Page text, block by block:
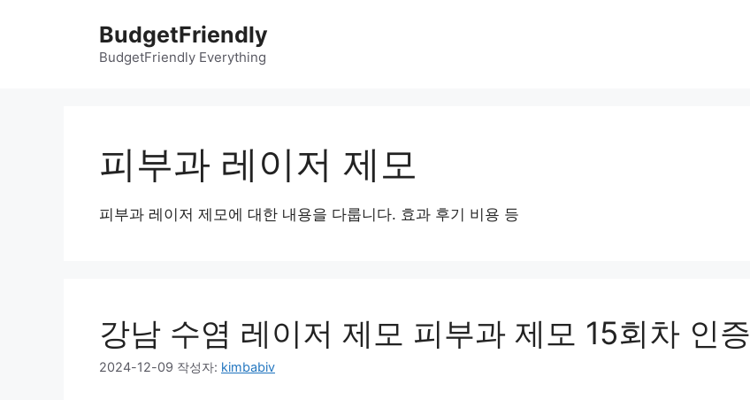
BudgetFriendly
BudgetFriendly Everything
피부과 레이저 제모
피부과 레이저 제모에 대한 내용을 다룹니다. 효과 후기 비용 등
강남 수염 레이저 제모 피부과 제모 15회차 인증
2024-12-09 작성자: kimbabiv